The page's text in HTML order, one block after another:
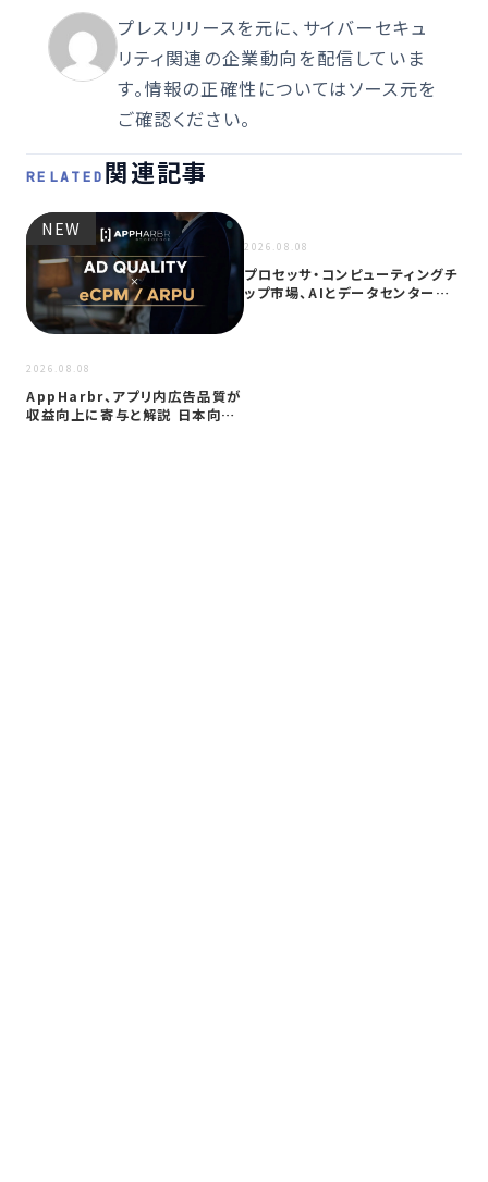
プレスリリースを元に、サイバーセキュ
リティ関連の企業動向を配信していま
す。情報の正確性についてはソース元を
ご確認ください。
RELATED 関連記事
NEW
2026.08.08
AppHarbr、アプリ内広告品質が
収益向上に寄与と解説 日本向け
2026.08.08
プロセッサ・コンピューティングチ
ップ市場、AIとデータセンター需